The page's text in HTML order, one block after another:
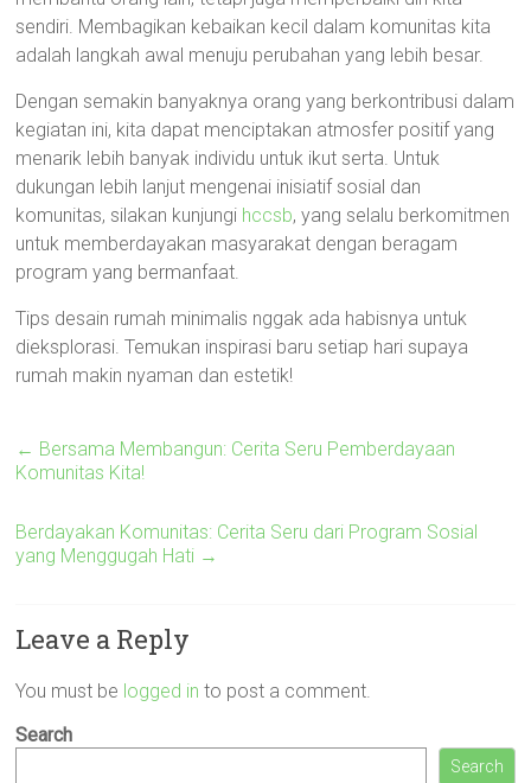
sendiri. Membagikan kebaikan kecil dalam komunitas kita
adalah langkah awal menuju perubahan yang lebih besar.
Dengan semakin banyaknya orang yang berkontribusi dalam
kegiatan ini, kita dapat menciptakan atmosfer positif yang
menarik lebih banyak individu untuk ikut serta. Untuk
dukungan lebih lanjut mengenai inisiatif sosial dan
komunitas, silakan kunjungi hccsb, yang selalu berkomitmen
untuk memberdayakan masyarakat dengan beragam
program yang bermanfaat.
Tips desain rumah minimalis nggak ada habisnya untuk
dieksplorasi. Temukan inspirasi baru setiap hari supaya
rumah makin nyaman dan estetik!
← Bersama Membangun: Cerita Seru Pemberdayaan
Komunitas Kita!
Berdayakan Komunitas: Cerita Seru dari Program Sosial
yang Menggugah Hati →
Leave a Reply
You must be logged in to post a comment.
Search
Search